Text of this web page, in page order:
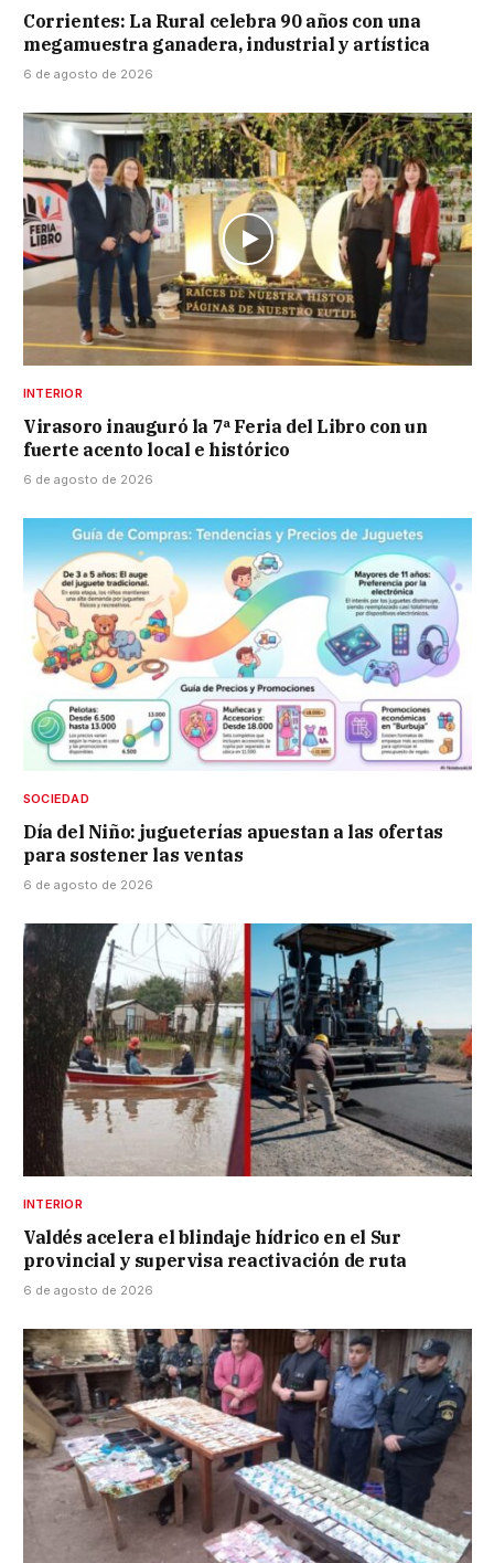
Corrientes: La Rural celebra 90 años con una
megamuestra ganadera, industrial y artística
6 de agosto de 2026
INTERIOR
Virasoro inauguró la 7ª Feria del Libro con un
fuerte acento local e histórico
6 de agosto de 2026
SOCIEDAD
Día del Niño: jugueterías apuestan a las ofertas
para sostener las ventas
6 de agosto de 2026
INTERIOR
Valdés acelera el blindaje hídrico en el Sur
provincial y supervisa reactivación de ruta
6 de agosto de 2026